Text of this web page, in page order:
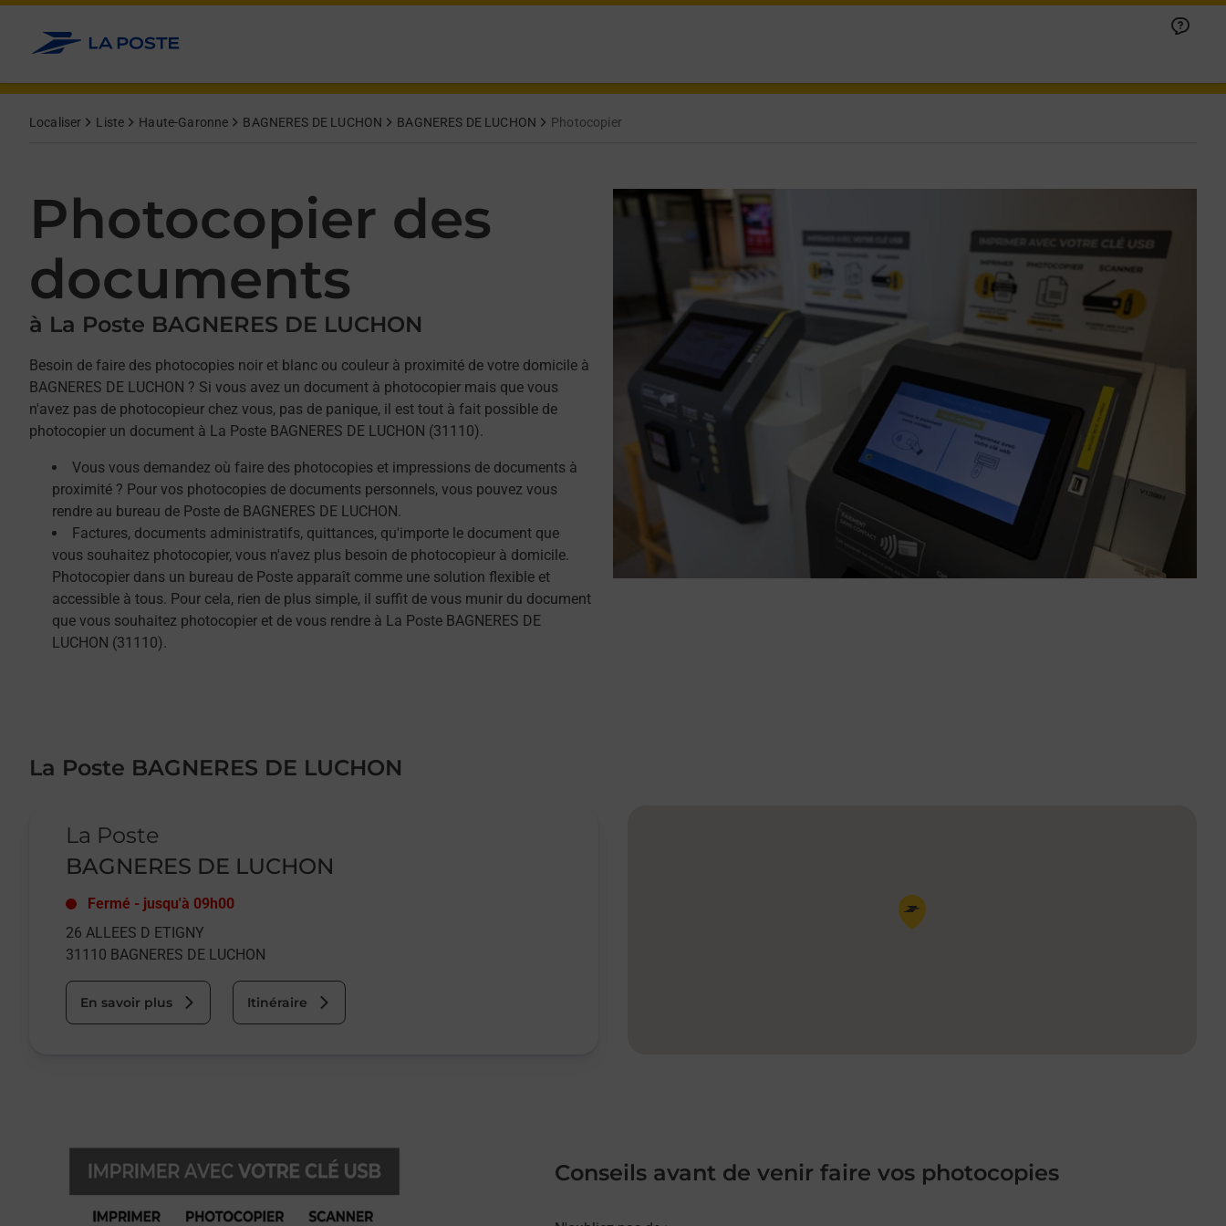
Allez au contenu
Localiser Liste Haute-Garonne BAGNERES DE LUCHON BAGNERES DE LUCHON Photocopier
Photocopier des
documents
à La Poste BAGNERES DE LUCHON
Besoin de faire des photocopies noir et blanc ou couleur à proximité de votre domicile à
BAGNERES DE LUCHON ? Si vous avez un document à photocopier mais que vous
n'avez pas de photocopieur chez vous, pas de panique, il est tout à fait possible de
photocopier un document à La Poste BAGNERES DE LUCHON (31110).
Vous vous demandez où faire des photocopies et impressions de documents à
proximité ? Pour vos photocopies de documents personnels, vous pouvez vous
rendre au bureau de Poste de BAGNERES DE LUCHON.
Factures, documents administratifs, quittances, qu'importe le document que
vous souhaitez photocopier, vous n'avez plus besoin de photocopieur à domicile.
Photocopier dans un bureau de Poste apparaît comme une solution flexible et
accessible à tous. Pour cela, rien de plus simple, il suffit de vous munir du document
que vous souhaitez photocopier et de vous rendre à La Poste BAGNERES DE
LUCHON (31110).
La Poste BAGNERES DE LUCHON
La Poste
BAGNERES DE LUCHON
Fermé - jusqu'à 09h00
26 ALLEES D ETIGNY
31110 BAGNERES DE LUCHON
En savoir plus Itinéraire
Pin de la carte
Conseils avant de venir faire vos photocopies
Afficher ou masquer la réponse
Afficher ou masquer la réponse
Afficher ou masquer la réponse